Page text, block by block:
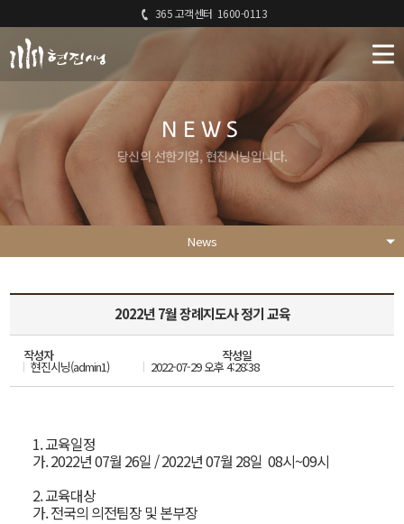
365 고객센터 1600-0113
NEWS
당신의 선한기업, 현진시닝입니다.
News
2022년 7월 장례지도사 정기 교육
작성자
현진시닝(admin1)
작성일
2022-07-29 오후 4:28:38
1. 교육일정
가. 2022년 07월 26일 / 2022년 07월 28일 08시~09시
2. 교육대상
가. 전국의 의전팀장 및 본부장